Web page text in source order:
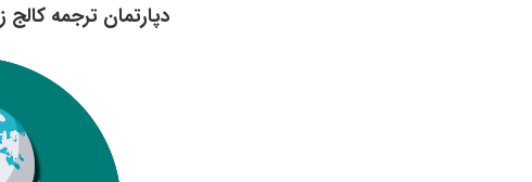
دپارتمان ترجمه